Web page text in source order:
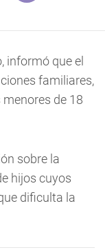
informó que el
familiares,
de 18
sobre la
hijos cuyos
dificulta la